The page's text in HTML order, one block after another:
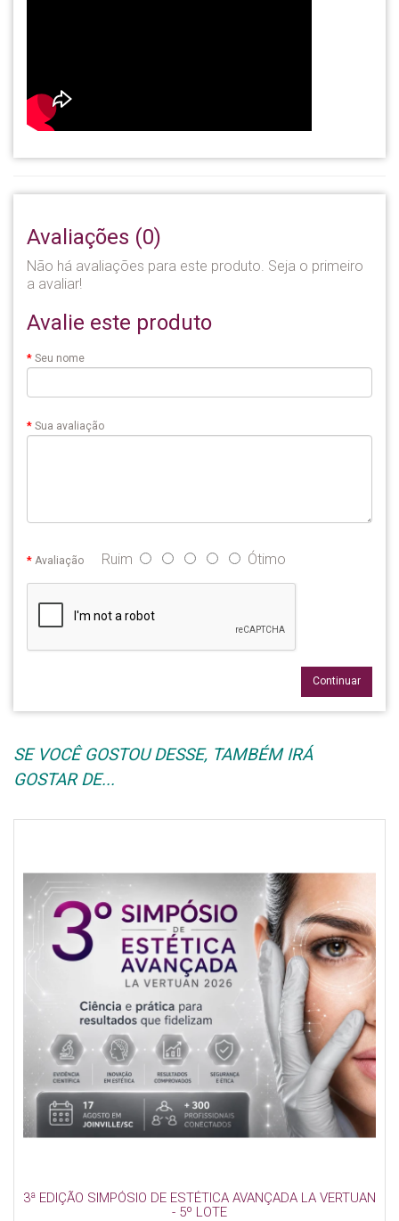
Avaliações (0)
Não há avaliações para este produto. Seja o primeiro
a avaliar!
Avalie este produto
Seu nome
Sua avaliação
Avaliação Ruim Ótimo
Continuar
SE VOCÊ GOSTOU DESSE, TAMBÉM IRÁ
GOSTAR DE...
3ª EDIÇÃO SIMPÓSIO DE ESTÉTICA AVANÇADA LA VERTUAN
- 5º LOTE